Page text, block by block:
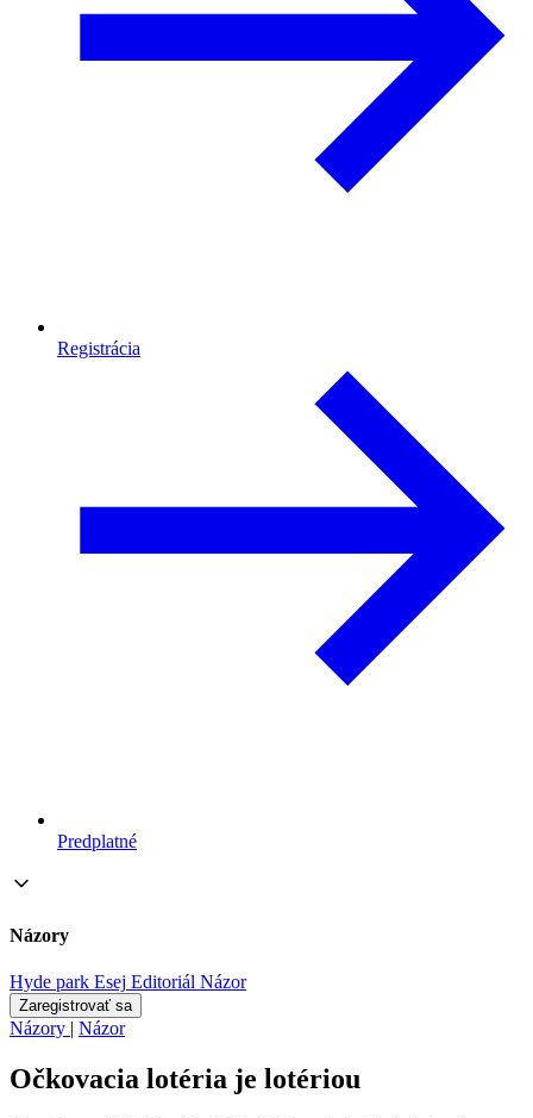
Registrácia
Predplatné
Názory
Hyde park Esej Editoriál Názor
Zaregistrovať sa
Názory | Názor
Očkovacia lotéria je lotériou